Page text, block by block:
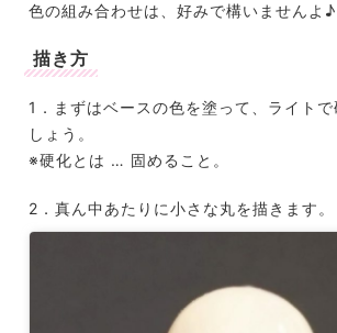
色の組み合わせは、好みで構いませんよ♪
描き方
1．まずはベースの色を塗って、ライトで
しょう。
※硬化とは … 固めること。
2．真ん中あたりに小さな丸を描きます。